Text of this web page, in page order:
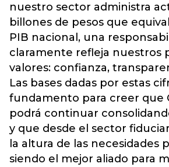
nuestro sector administra
billones de pesos que
PIB nacional, una
claramente refleja nuestros
valores: confianza,
Las bases dadas por estas
fundamento para creer que
podrá continuar
y que desde el sector
la altura de las necesidades
siendo el mejor aliado para